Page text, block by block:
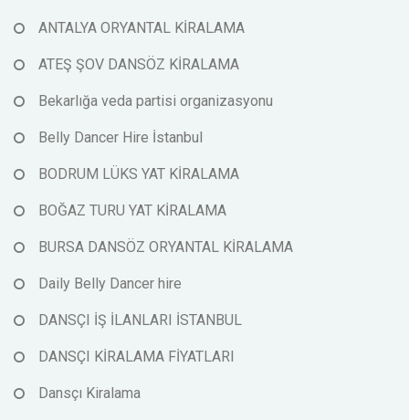
ANTALYA ORYANTAL KİRALAMA
ATEŞ ŞOV DANSÖZ KİRALAMA
Bekarlığa veda partisi organizasyonu
Belly Dancer Hire İstanbul
BODRUM LÜKS YAT KİRALAMA
BOĞAZ TURU YAT KİRALAMA
BURSA DANSÖZ ORYANTAL KİRALAMA
Daily Belly Dancer hire
DANSÇI İŞ İLANLARI İSTANBUL
DANSÇI KİRALAMA FİYATLARI
Dansçı Kiralama